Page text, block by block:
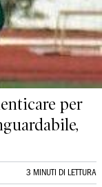
per
3 MINUTI DI LETTURA